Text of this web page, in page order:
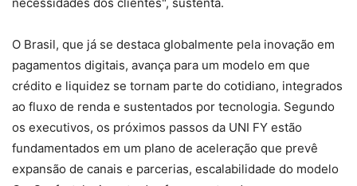
O Brasil, que já se destaca globalmente pela inovação em
pagamentos digitais, avança para um modelo em que
crédito e liquidez se tornam parte do cotidiano, integrados
ao fluxo de renda e sustentados por tecnologia. Segundo
os executivos, os próximos passos da UNI FY estão
fundamentados em um plano de aceleração que prevê
expansão de canais e parcerias, escalabilidade do modelo